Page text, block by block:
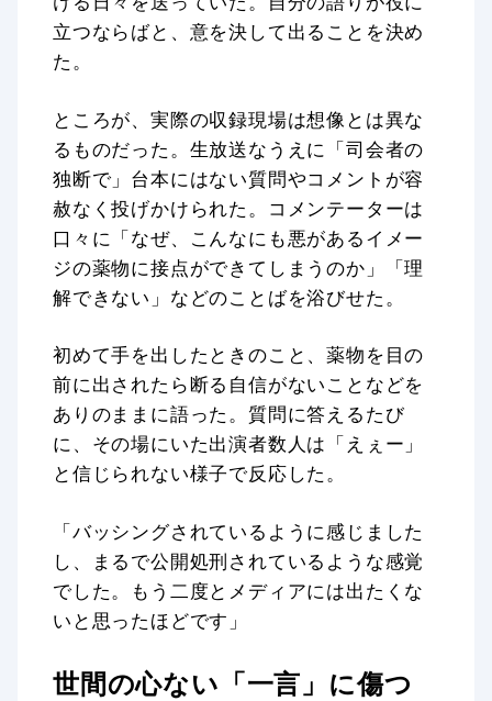
立つならばと、意を決して出ることを決め
た。
ところが、実際の収録現場は想像とは異な
るものだった。生放送なうえに「司会者の
独断で」台本にはない質問やコメントが容
赦なく投げかけられた。コメンテーターは
口々に「なぜ、こんなにも悪があるイメー
ジの薬物に接点ができてしまうのか」「理
解できない」などのことばを浴びせた。
初めて手を出したときのこと、薬物を目の
前に出されたら断る自信がないことなどを
ありのままに語った。質問に答えるたび
に、その場にいた出演者数人は「えぇー」
と信じられない様子で反応した。
「バッシングされているように感じました
し、まるで公開処刑されているような感覚
でした。もう二度とメディアには出たくな
いと思ったほどです」
世間の心ない「一言」に傷つ